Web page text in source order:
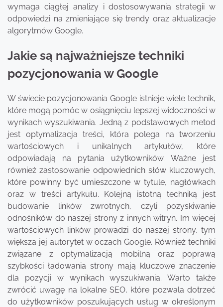
wymaga ciągłej analizy i dostosowywania strategii w
odpowiedzi na zmieniające się trendy oraz aktualizacje
algorytmów Google.
Jakie są najważniejsze techniki
pozycjonowania w Google
W świecie pozycjonowania Google istnieje wiele technik,
które mogą pomóc w osiągnięciu lepszej widoczności w
wynikach wyszukiwania. Jedną z podstawowych metod
jest optymalizacja treści, która polega na tworzeniu
wartościowych i unikalnych artykułów, które
odpowiadają na pytania użytkowników. Ważne jest
również zastosowanie odpowiednich słów kluczowych,
które powinny być umieszczone w tytule, nagłówkach
oraz w treści artykułu. Kolejną istotną techniką jest
budowanie linków zwrotnych, czyli pozyskiwanie
odnośników do naszej strony z innych witryn. Im więcej
wartościowych linków prowadzi do naszej strony, tym
większa jej autorytet w oczach Google. Również techniki
związane z optymalizacją mobilną oraz poprawą
szybkości ładowania strony mają kluczowe znaczenie
dla pozycji w wynikach wyszukiwania. Warto także
zwrócić uwagę na lokalne SEO, które pozwala dotrzeć
do użytkowników poszukujących usług w określonym